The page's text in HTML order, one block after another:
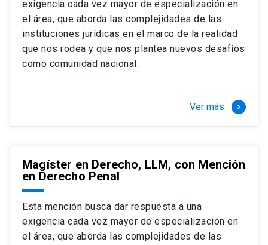
exigencia cada vez mayor de especialización en
el área, que aborda las complejidades de las
instituciones jurídicas en el marco de la realidad
que nos rodea y que nos plantea nuevos desafíos
como comunidad nacional.
Ver más keyboard_arrow_right
Magíster en Derecho, LLM, con Mención
en Derecho Penal
Esta mención busca dar respuesta a una
exigencia cada vez mayor de especialización en
el área, que aborda las complejidades de las